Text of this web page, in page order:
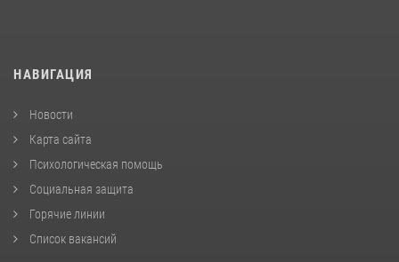
НАВИГАЦИЯ
Новости
Карта сайта
Психологическая помощь
Социальная защита
Горячие линии
Список вакансий